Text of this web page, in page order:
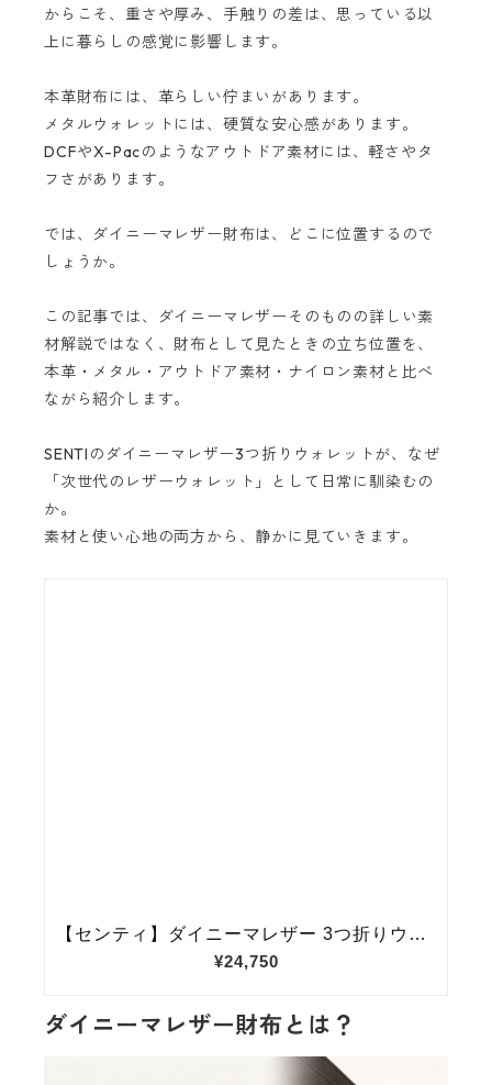
からこそ、重さや厚み、手触りの差は、思っている以
上に暮らしの感覚に影響します。
本革財布には、革らしい佇まいがあります。
メタルウォレットには、硬質な安心感があります。
DCFやX-Pacのようなアウトドア素材には、軽さやタ
フさがあります。
では、ダイニーマレザー財布は、どこに位置するので
しょうか。
この記事では、ダイニーマレザーそのものの詳しい素
材解説ではなく、財布として見たときの立ち位置を、
本革・メタル・アウトドア素材・ナイロン素材と比べ
ながら紹介します。
SENTIのダイニーマレザー3つ折りウォレットが、なぜ
「次世代のレザーウォレット」として日常に馴染むの
か。
素材と使い心地の両方から、静かに見ていきます。
ダイニーマレザー財布とは？